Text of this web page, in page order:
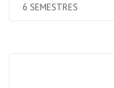
6 SEMESTRES